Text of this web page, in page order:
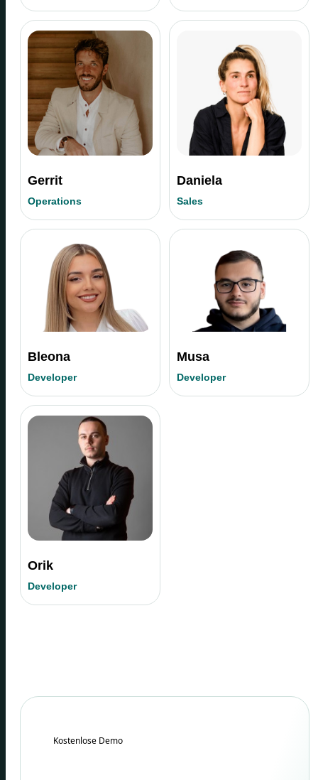
Gerrit
Operations
Daniela
Sales
Bleona
Developer
Musa
Developer
Orik
Developer
Kostenlose Demo